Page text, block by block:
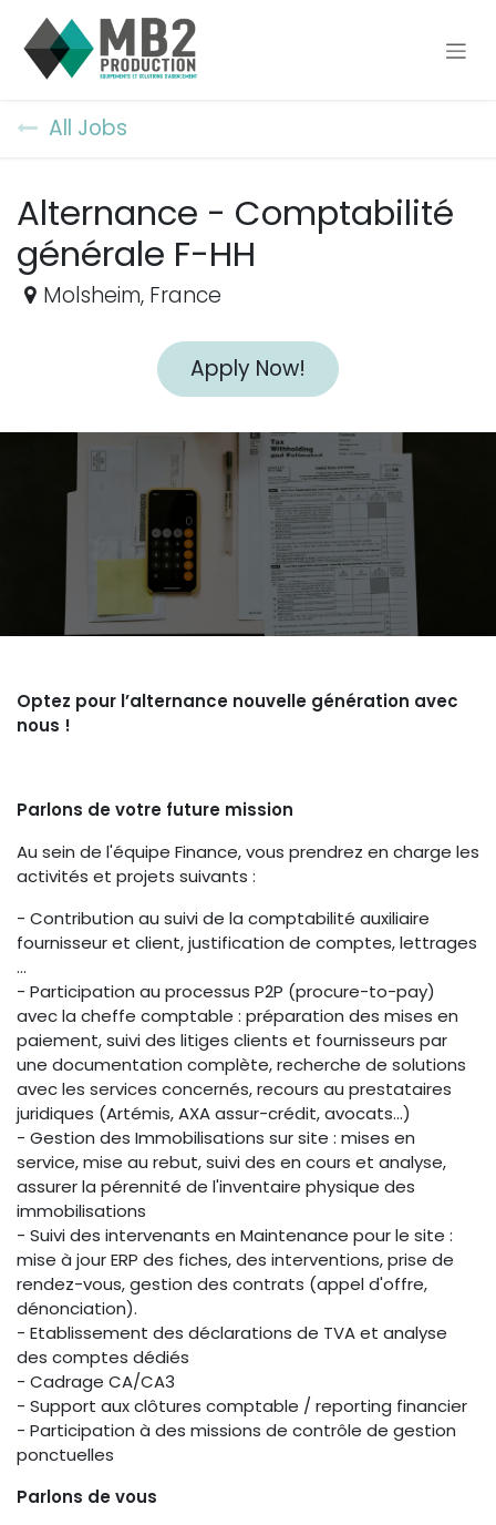
All Jobs
Alternance - Comptabilité
générale F-HH
Molsheim, France
Apply Now!
Optez pour l’alternance nouvelle génération avec
nous !
Parlons de votre future mission
Au sein de l'équipe Finance, vous prendrez en charge les
activités et projets suivants :
- Contribution au suivi de la comptabilité auxiliaire
fournisseur et client, justification de comptes, lettrages
…
- Participation au processus P2P (procure-to-pay)
avec la cheffe comptable : préparation des mises en
paiement, suivi des litiges clients et fournisseurs par
une documentation complète, recherche de solutions
avec les services concernés, recours au prestataires
juridiques (Artémis, AXA assur-crédit, avocats...)
- Gestion des Immobilisations sur site : mises en
service, mise au rebut, suivi des en cours et analyse,
assurer la pérennité de l'inventaire physique des
immobilisations
- Suivi des intervenants en Maintenance pour le site :
mise à jour ERP des fiches, des interventions, prise de
rendez-vous, gestion des contrats (appel d'offre,
dénonciation).
- Etablissement des déclarations de TVA et analyse
des comptes dédiés
- Cadrage CA/CA3
- Support aux clôtures comptable / reporting financier
- Participation à des missions de contrôle de gestion
ponctuelles
Parlons de vous